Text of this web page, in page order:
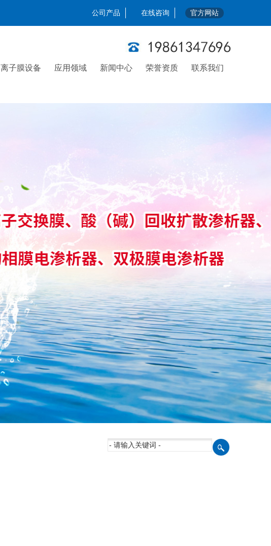
公司产品 在线咨询 官方网站
离子膜设备 应用领域 新闻中心 荣誉资质 联系我们